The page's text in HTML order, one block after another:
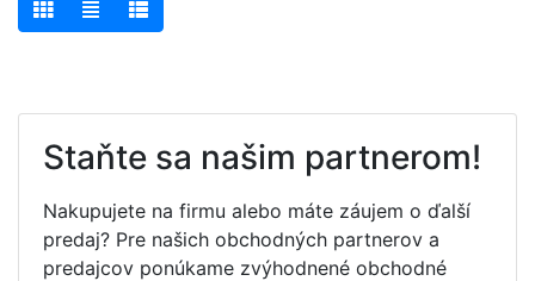
Staňte sa našim partnerom!
Nakupujete na firmu alebo máte záujem o ďalší
predaj? Pre našich obchodných partnerov a
predajcov ponúkame zvýhodnené obchodné